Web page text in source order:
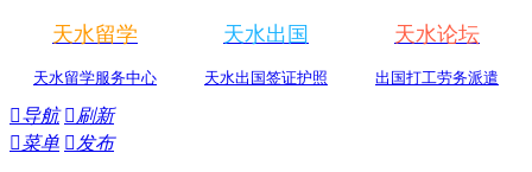
天水留学
天水留学服务中心
天水出国
天水出国签证护照
天水论坛
出国打工劳务派遣
导航 刷新
菜单 发布